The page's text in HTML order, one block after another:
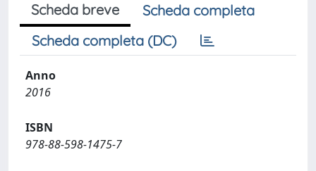
Scheda breve
Scheda completa
Scheda completa (DC)
Anno
2016
ISBN
978-88-598-1475-7